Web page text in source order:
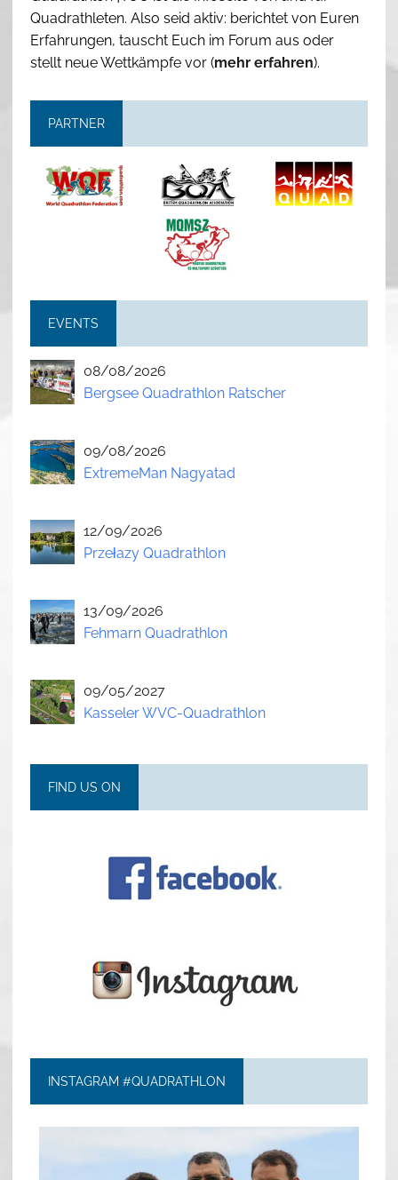
Quadrathleten. Also seid aktiv: berichtet von Euren
Erfahrungen, tauscht Euch im Forum aus oder
stellt neue Wettkämpfe vor (mehr erfahren).
PARTNER
EVENTS
08/08/2026
Bergsee Quadrathlon Ratscher
09/08/2026
ExtremeMan Nagyatad
12/09/2026
Przełazy Quadrathlon
13/09/2026
Fehmarn Quadrathlon
09/05/2027
Kasseler WVC-Quadrathlon
FIND US ON
INSTAGRAM #QUADRATHLON